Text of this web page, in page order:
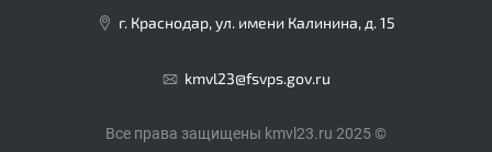
г. Краснодар, ул. имени Калинина, д. 15
kmvl23@fsvps.gov.ru
Все права защищены kmvl23.ru 2025 ©